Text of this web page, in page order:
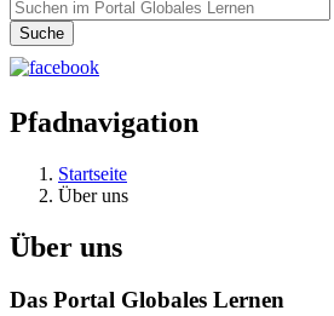
Pfadnavigation
Startseite
Über uns
Über uns
Das Portal Globales Lernen